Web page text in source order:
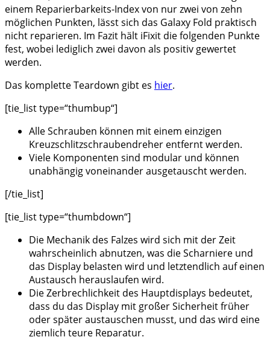
einem Reparierbarkeits-Index von nur zwei von zehn
möglichen Punkten, lässt sich das Galaxy Fold praktisch
nicht reparieren. Im Fazit hält iFixit die folgenden Punkte
fest, wobei lediglich zwei davon als positiv gewertet
werden.
Das komplette Teardown gibt es hier.
[tie_list type=“thumbup“]
Alle Schrauben können mit einem einzigen
Kreuzschlitzschraubendreher entfernt werden.
Viele Komponenten sind modular und können
unabhängig voneinander ausgetauscht werden.
[/tie_list]
[tie_list type=“thumbdown“]
Die Mechanik des Falzes wird sich mit der Zeit
wahrscheinlich abnutzen, was die Scharniere und
das Display belasten wird und letztendlich auf einen
Austausch herauslaufen wird.
Die Zerbrechlichkeit des Hauptdisplays bedeutet,
dass du das Display mit großer Sicherheit früher
oder später austauschen musst, und das wird eine
ziemlich teure Reparatur.